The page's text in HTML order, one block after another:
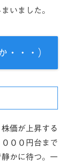
いました。
・・・）
価が上昇する
００円台まで
かに待つ。一